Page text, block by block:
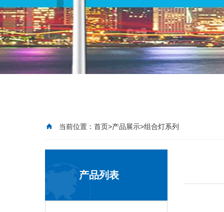
当前位置： 首页>产品展示>组合灯系列
产品列表